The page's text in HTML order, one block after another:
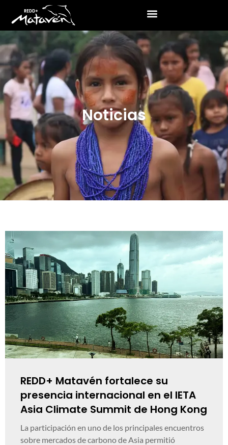
Noticias
REDD+ Matavén fortalece su
presencia internacional en el IETA
Asia Climate Summit de Hong Kong
La participación en uno de los principales encuentros
sobre mercados de carbono de Asia permitió